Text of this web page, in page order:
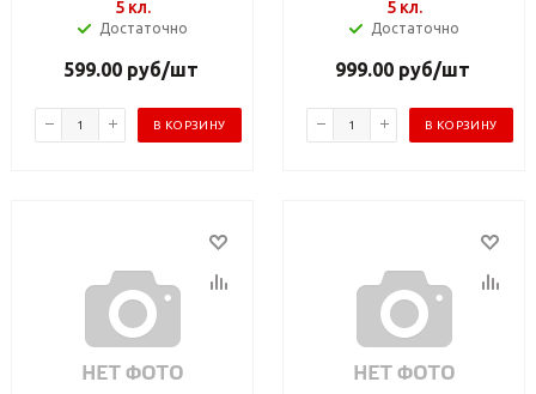
5 кл.
Достаточно
599.00руб/шт
В КОРЗИНУ
5 кл.
Достаточно
999.00руб/шт
В КОРЗИНУ